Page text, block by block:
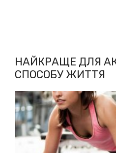
НАЙКРАЩЕ ДЛЯ
СПОСОБУ ЖИТТЯ